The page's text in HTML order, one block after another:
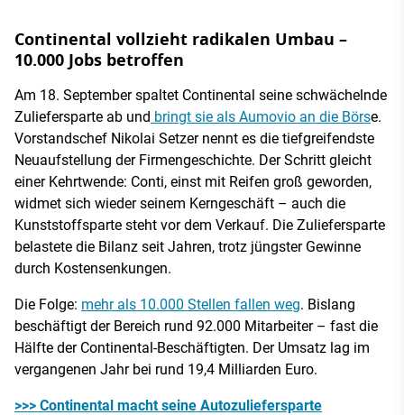
Continental vollzieht radikalen Umbau –
10.000 Jobs betroffen
Am 18. September spaltet Continental seine schwächelnde
Zuliefersparte ab und bringt sie als Aumovio an die Börse.
Vorstandschef Nikolai Setzer nennt es die tiefgreifendste
Neuaufstellung der Firmengeschichte. Der Schritt gleicht
einer Kehrtwende: Conti, einst mit Reifen groß geworden,
widmet sich wieder seinem Kerngeschäft – auch die
Kunststoffsparte steht vor dem Verkauf. Die Zuliefersparte
belastete die Bilanz seit Jahren, trotz jüngster Gewinne
durch Kostensenkungen.
Die Folge: mehr als 10.000 Stellen fallen weg. Bislang
beschäftigt der Bereich rund 92.000 Mitarbeiter – fast die
Hälfte der Continental-Beschäftigten. Der Umsatz lag im
vergangenen Jahr bei rund 19,4 Milliarden Euro.
>>> Continental macht seine Autozuliefersparte